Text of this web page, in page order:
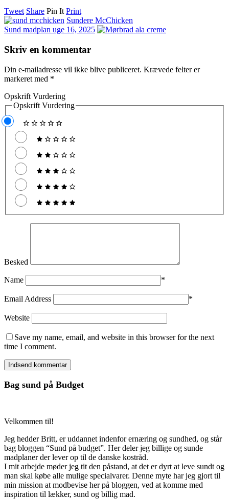
Tweet Share Pin It Print
Sundere McChicken
Sund madplan uge 16, 2025
Skriv en kommentar
Din e-mailadresse vil ikke blive publiceret. Krævede felter er
markeret med *
Opskrift Vurdering
Opskrift Vurdering
Besked
Name *
Email Address *
Website
Save my name, email, and website in this browser for the next
time I comment.
Bag sund på Budget
Velkommen til!
Jeg hedder Britt, er uddannet indenfor ernæring og sundhed, og står
bag bloggen “Sund på budget”. Her deler jeg billige og sunde
madplaner der lever op til de danske kostråd.
I mit arbejde møder jeg tit den påstand, at det er dyrt at leve sundt og
man skal købe alle mulige specialvarer. Denne myte har jeg gjort til
min mission at modbevise her på bloggen, ved at komme med
inspiration til lækker, sund og billig mad.